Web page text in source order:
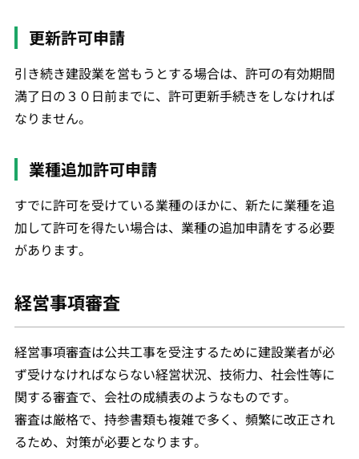
更新許可申請
引き続き建設業を営もうとする場合は、許可の有効期間
満了日の３０日前までに、許可更新手続きをしなければ
なりません。
業種追加許可申請
すでに許可を受けている業種のほかに、新たに業種を追
加して許可を得たい場合は、業種の追加申請をする必要
があります。
経営事項審査
経営事項審査は公共工事を受注するために建設業者が必
ず受けなければならない経営状況、技術力、社会性等に
関する審査で、会社の成績表のようなものです。
審査は厳格で、持参書類も複雑で多く、頻繁に改正され
るため、対策が必要となります。